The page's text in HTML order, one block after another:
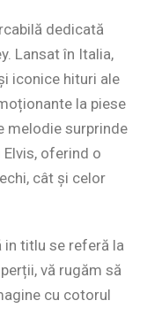
dedicată
Lansat în Italia,
iconice hituri ale
la piese
melodie surprinde
oferind o
cât și celor
in titlu se referă la
vă rugăm să
cu cotorul